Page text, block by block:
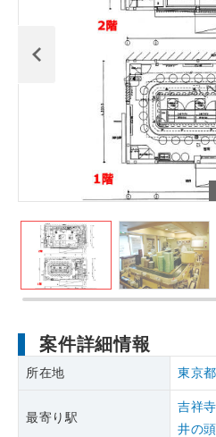
案件詳細情報
所在地 東京
最寄り駅
吉祥寺
井の